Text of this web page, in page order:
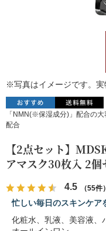
※写真はイメージです。実
「NMN(※保湿成分)」配合の
配合
【2点セット】
アマスク30枚入 2個
4.5 （55件）
忙しい毎日のスキンケ
化粧水、乳液、美容液、